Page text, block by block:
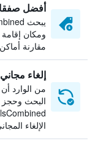
أفضل
ومكان
مقارنة أماكن
إلغاء مجاني
من الوارد
البحث وحجز
الإلغاء